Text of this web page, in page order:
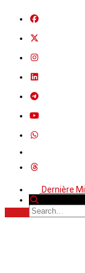
Dernière